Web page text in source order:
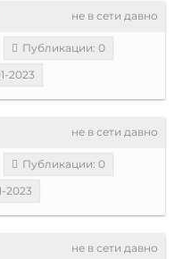
не в сети давно
Публикации: 0
2023
не в сети давно
Публикации: 0
2023
не в сети давно